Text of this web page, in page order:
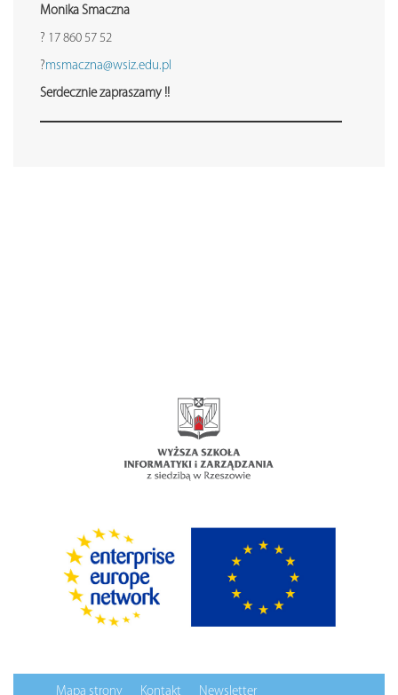
Monika Smaczna
? 17 860 57 52
?msmaczna@wsiz.edu.pl
Serdecznie zapraszamy !!
Mapa strony Kontakt Newsletter